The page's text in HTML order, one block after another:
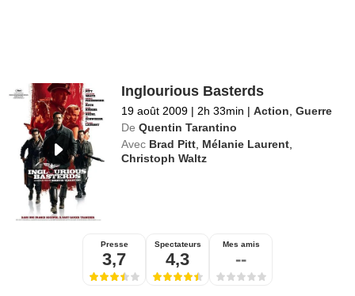
Inglourious Basterds
19 août 2009 | 2h 33min | Action ,Guerre
De Quentin Tarantino
Avec Brad Pitt Mélanie Laurent
Christoph Waltz
Presse
3,7
Spectateurs
4,3
Mes amis
--